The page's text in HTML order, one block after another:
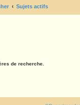
Sujets actifs
de recherche.